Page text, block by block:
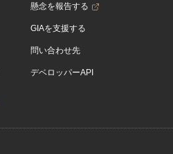
懸念を報告する
GIAを支援する
問い合わせ先
デベロッパーAPI